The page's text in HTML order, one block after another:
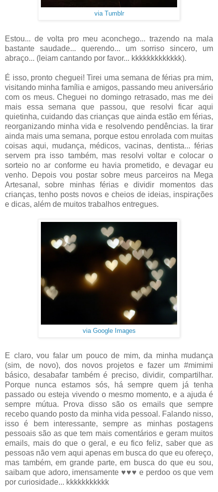
via Tumblr
Estou... de volta pro meu aconchego... trazendo na mala
bastante saudade... querendo... um sorriso sincero, um
abraço... (leiam cantando por favor... kkkkkkkkkkkkk).
É isso, pronto cheguei! Tirei uma semana de férias pra mim,
visitando minha família e amigos, passando meu aniversário
com os meus. Cheguei no domingo retrasado, mas me dei
mais essa semana que passou, que resolvi ficar aqui
quietinha, cuidando das crianças que ainda estão em férias,
reorganizando minha vida e resolvendo pendências. Ia tirar
ainda mais uma semana, porque estou enrolada com muitas
coisas aqui, mudança, médicos, vacinas, dentista... férias
servem pra isso também, mas resolvi voltar e colocar o
sorteio no ar conforme eu havia prometido, e devagar eu
venho. Depois vou postar sobre meus parceiros na Mega
Artesanal, sobre minhas férias e dividir momentos das
crianças, tenho posts novos e cheios de ideias, inspirações
e dicas, além de muitos trabalhos entregues.
via Google Images
E claro, vou falar um pouco de mim, da minha mudança
(sim, de novo), dos novos projetos e fazer um #mimimi
básico, desabafar também é preciso, dividir, compartilhar.
Porque nunca estamos sós, há sempre quem já tenha
passado ou esteja vivendo o mesmo momento, e a ajuda é
sempre mútua. Prova disso são os emails que sempre
recebo quando posto da minha vida pessoal. Falando nisso,
isso é bem interessante, sempre as minhas postagens
pessoais são as que tem mais comentários e geram muitos
emails, mais do que o geral, e eu fico feliz, saber que as
pessoas não vem aqui apenas em busca do que eu ofereço,
mas também, em grande parte, em busca do que eu sou,
saibam que adoro, imensamente ♥♥♥ e perdoo os que vem
por curiosidade... kkkkkkkkkkk